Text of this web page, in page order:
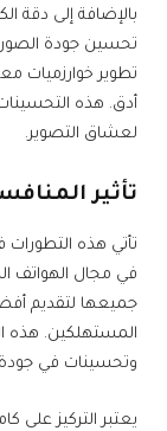
بالإضافة إلى دقة
تحسين جودة الصور
تطوير خوارزميات
أدق. هذه
لعشاق التصوير.
تأثير
تأتي هذه
في مجال الهواتف
جميعها لتقديم
المستهلكين. هذه
وتحسينات في جودة
يعتبر التركيز على